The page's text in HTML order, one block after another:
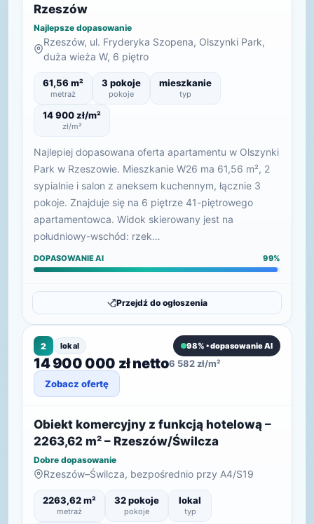
Rzeszów
Najlepsze dopasowanie
Rzeszów, ul. Fryderyka Szopena, Olszynki Park,
duża wieża W, 6 piętro
61,56 m²
metraż
3 pokoje
pokoje
mieszkanie
typ
14 900 zł/m²
zł/m²
Najlepiej dopasowana oferta apartamentu w Olszynki
Park w Rzeszowie. Mieszkanie W26 ma 61,56 m², 2
sypialnie i salon z aneksem kuchennym, łącznie 3
pokoje. Znajduje się na 6 piętrze 41-piętrowego
apartamentowca. Widok skierowany jest na
południowy-wschód: rzek…
DOPASOWANIE AI 99%
Przejdź do ogłoszenia
2 lokal 98% • dopasowanie AI
14 900 000 zł netto6 582 zł/m²
Zobacz ofertę
Obiekt komercyjny z funkcją hotelową –
2263,62 m² – Rzeszów/Świlcza
Dobre dopasowanie
Rzeszów–Świlcza, bezpośrednio przy A4/S19
2263,62 m²
metraż
32 pokoje
pokoje
lokal
typ